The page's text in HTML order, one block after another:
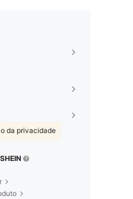
da privacidade